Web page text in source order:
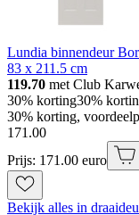
Lundia binnendeur
83 x 211.5 cm
119.70 met Club
30% korting30%
30% korting,
171 .00
Prijs: 171.00 euro
Bekijk alles in